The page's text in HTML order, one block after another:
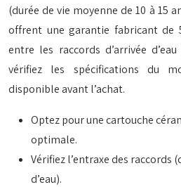
(durée de vie moyenne de 10 à 15
offrent une garantie fabricant de
entre les raccords d’arrivée
vérifiez les spécifications du
disponible avant l’achat.
Optez pour une cartouche
optimale.
Vérifiez l’entraxe des raccords
d’eau).